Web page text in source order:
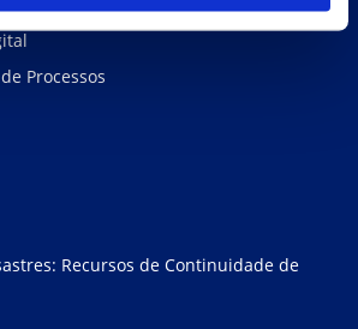
Processos
Recursos de Continuidade de